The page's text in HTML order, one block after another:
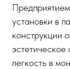
установки в
конструкции
легкость в